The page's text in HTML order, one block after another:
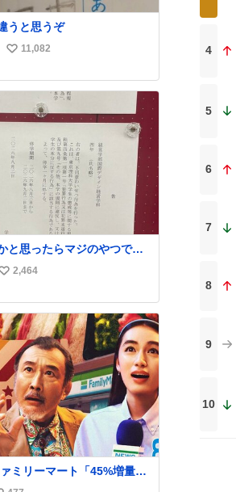
うと思うぞ
い
ね
11,082
と思ったらマジのやつで草
はおそらく就職だし、内定
夏休み期間の停学って無意
い
2,464
ミリーマート「45%増量作
が隠されている、のかもし
4
5
6
7
8
9
10